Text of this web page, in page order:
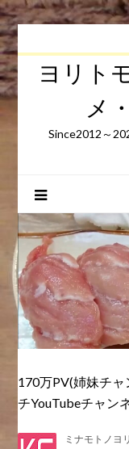
Skip
to
content
ヨリト
メ
Since2012～
170万PV(姉妹チ
チYouTubeチャン